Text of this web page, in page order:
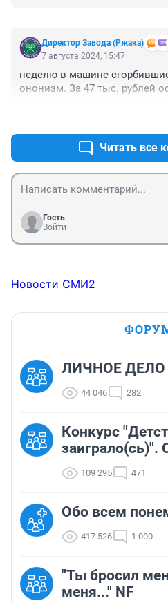
Директор Завода (Ржака)
7 августа 2024, 15:47
неделю в машине
ононизм. За 47 тыс. рублей
Читать все
Гость
Войти
Новости СМИ2
ЛИЧНОЕ
44 046 282
Конкурс
заиграло(сь)".
109 295 471
Обо всем
417 526 1 000
"Ты бросил
меня..." NF